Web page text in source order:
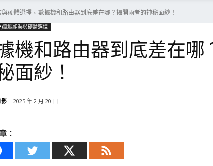
硬體選擇 數據機和路由器到底差在哪？揭開兩者的神秘面紗！
腦組裝與硬體選擇
機和路由器到底差在哪
面紗！
2025 年 2 月 20 日
：